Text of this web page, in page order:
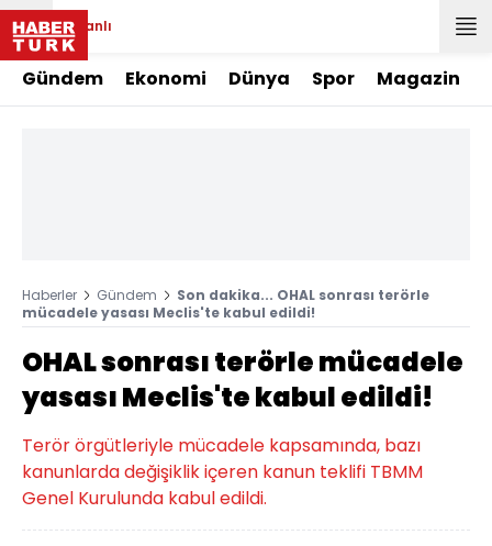
Canlı
Gündem Ekonomi Dünya Spor Magazin
Haberler Gündem
Son dakika... OHAL sonrası terörle
mücadele yasası Meclis'te kabul edildi!
OHAL sonrası terörle mücadele
yasası Meclis'te kabul edildi!
Terör örgütleriyle mücadele kapsamında, bazı
kanunlarda değişiklik içeren kanun teklifi TBMM
Genel Kurulunda kabul edildi.